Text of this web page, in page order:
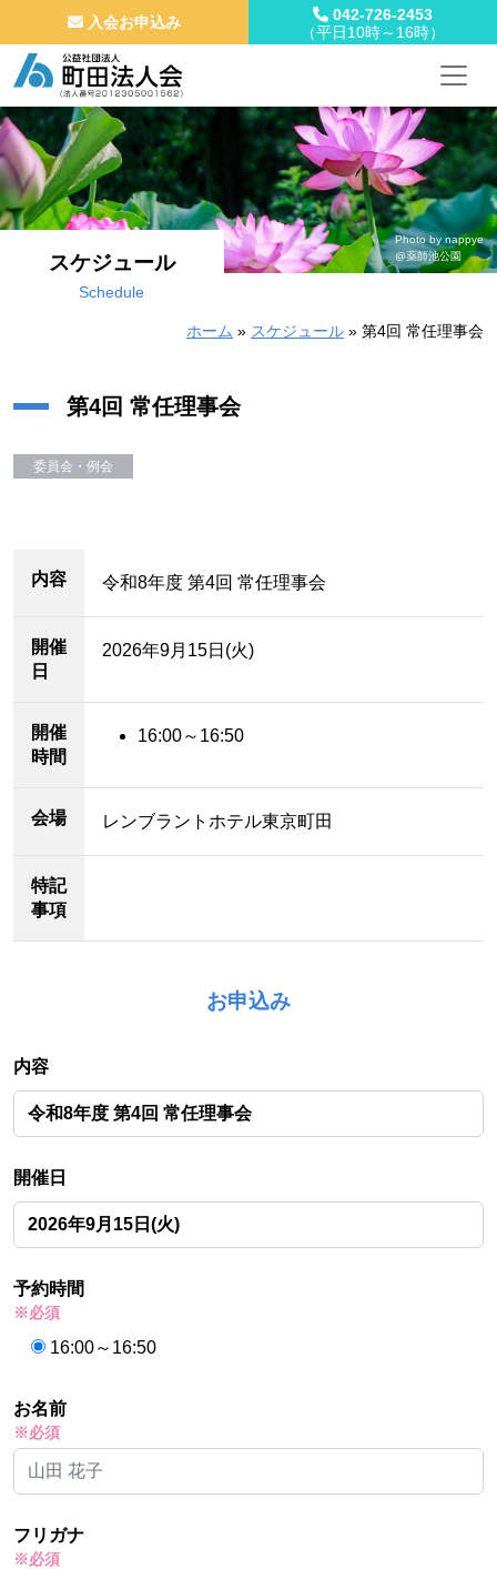
コンテンツへスキップ
メインナビゲーション
入会お申込み
042-726-2453
（平日10時～16時）
スケジュール
Schedule
Photo by nappye
@薬師池公園
ホーム » スケジュール » 第4回 常任理事会
第4回 常任理事会
委員会・例会
内容 令和8年度 第4回 常任理事会
開催
日
2026年9月15日(火)
開催
時間
16:00～16:50
会場 レンブラントホテル東京町田
特記
事項
お申込み
内容
開催日
予約時間
※必須
16:00～16:50
お名前
※必須
フリガナ
※必須